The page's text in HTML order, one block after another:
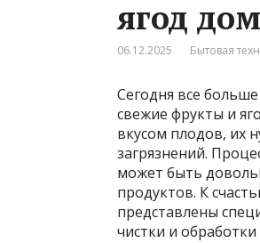
ягод
06.12.2025 Бытовая
Сегодня все
свежие фрукты и
вкусом плодов, их
загрязнений.
может быть
продуктов. К
представлены
чистки и